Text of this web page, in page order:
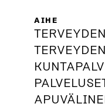
AIHE